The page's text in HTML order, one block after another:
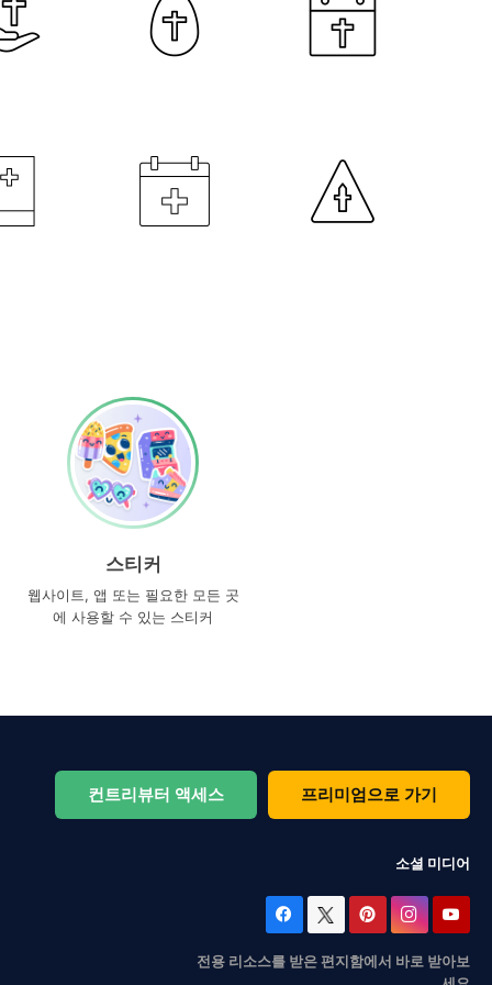
스티커
웹사이트, 앱 또는 필요한 모든 곳
에 사용할 수 있는 스티커
컨트리뷰터 액세스 프리미엄으로 가기
소셜 미디어
전용 리소스를 받은 편지함에서 바로 받아보